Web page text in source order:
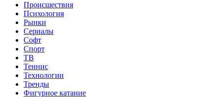
Происшествия
Психология
Рынки
Сериалы
Софт
Спорт
ТВ
Теннис
Технологии
Тренды
Фигурное катание